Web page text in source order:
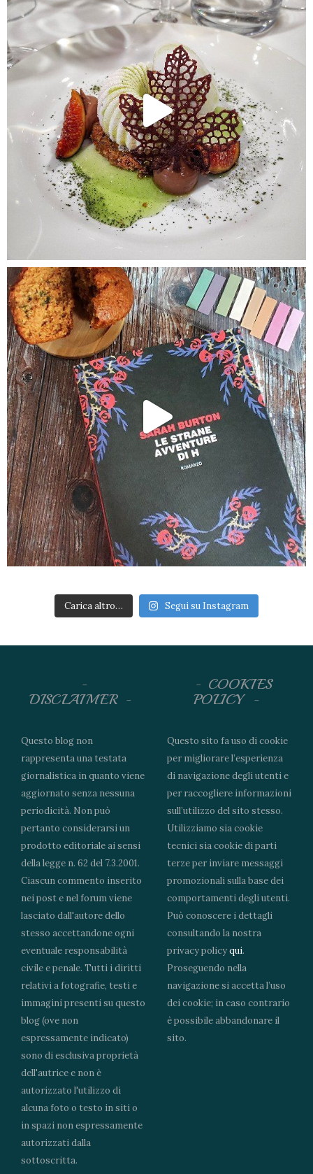
Carica altro… Segui su Instagram
DISCLAIMER
Questo blog non
rappresenta una testata
giornalistica in quanto viene
aggiornato senza nessuna
periodicità. Non può
pertanto considerarsi un
prodotto editoriale ai sensi
della legge n. 62 del 7.3.2001.
Ciascun commento inserito
nei post e nel forum viene
lasciato dall'autore dello
stesso accettandone ogni
eventuale responsabilità
civile e penale. Tutti i diritti
relativi a fotografie, testi e
immagini presenti su questo
blog (ove non
espressamente indicato)
sono di esclusiva proprietà
dell'autrice e non è
autorizzato l'utilizzo di
alcuna foto o testo in siti o
in spazi non espressamente
autorizzati dalla
sottoscritta.
COOKIES
POLICY
Questo sito fa uso di cookie
per migliorare l’esperienza
di navigazione degli utenti e
per raccogliere informazioni
sull’utilizzo del sito stesso.
Utilizziamo sia cookie
tecnici sia cookie di parti
terze per inviare messaggi
promozionali sulla base dei
comportamenti degli utenti.
Può conoscere i dettagli
consultando la nostra
privacy policyqui.
Proseguendo nella
navigazione si accetta l’uso
dei cookie; in caso contrario
è possibile abbandonare il
sito.